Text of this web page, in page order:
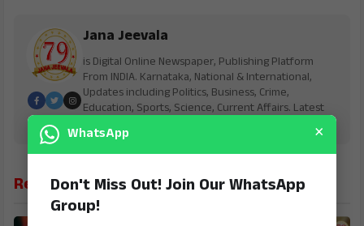
Jana Jeevala
is Digital Online Newspaper, Publishing Platform
From INDIA. Karnataka, National & International,
Updates including Politics, Business, Crime,
Education, Sports, Science, Current Affairs. Latest
Breaking News From India & Around the World.
Related News
WhatsApp ×
Don't Miss Out! Join Our WhatsApp
Group!